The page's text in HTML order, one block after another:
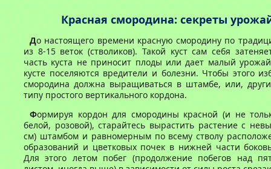
Красная смородина: секреты
До настоящего времени красную смородину по
из 8-15 веток (стволиков). Такой куст сам себя
часть куста не приносит плоды или дает малый
кусте поселяются вредители и болезни. Чтобы этого
смородина должна выращиваться в штамбе, или,
типу простого вертикального кордона.
Формируя кордон для смородины красной (и не
белой, розовой), старайтесь вырастить растение с
см) штамбом и равномерным по всему стволу
образований и цветковых почек в нижней части
Для этого летом побег (продолжение побегов над